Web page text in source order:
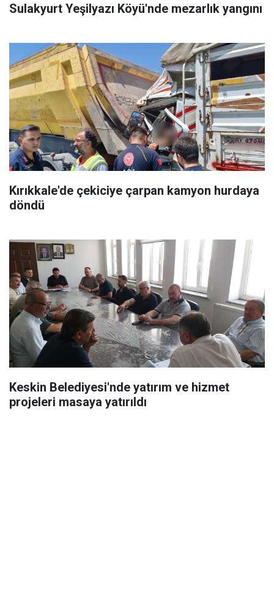
Sulakyurt Yeşilyazı Köyü'nde mezarlık yangını
Kırıkkale'de çekiciye çarpan kamyon hurdaya
döndü
Keskin Belediyesi'nde yatırım ve hizmet
projeleri masaya yatırıldı